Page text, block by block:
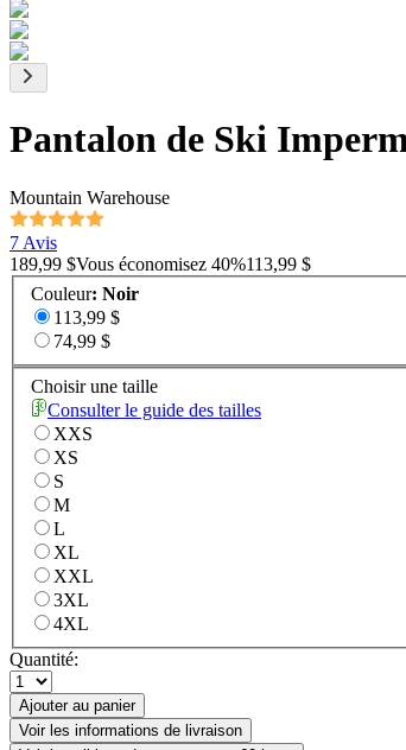
Pantalon de Ski
Mountain Warehouse
7 Avis
189,99 $Vous économisez 40%113,99 $
Couleur: Noir
113,99 $
74,99 $
Choisir une taille
Consulter le guide des tailles
XXS
XS
S
M
L
XL
XXL
3XL
4XL
Quantité:
Ajouter au panier
Voir les informations de livraison